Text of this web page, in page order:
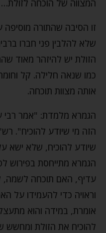
המצווה של הוכחה לזולת…
זו הסיבה שהתורה
שלא להלבין פני חברו
הזולת יש להיזהר מאוד
כמו שנאה חלילה. קל
אותה מצוות תוכחה.
הגמרא מלמדת: "אמר רבי
הזה מי שיודע להוכיח".
שיודע להוכיח, שלא ישא
הגמרא מתייחסת בפירוש
עדיף, האם תוכחה לשמה,
וראויה כדי להעמידו על
אומרת, במידה והוא
להוכיח את הזולת ומחשש